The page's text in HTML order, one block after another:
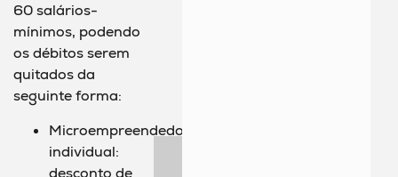
60 salários-
mínimos, podendo
os débitos serem
quitados da
seguinte forma:
Microempreendedor
individual:
desconto de